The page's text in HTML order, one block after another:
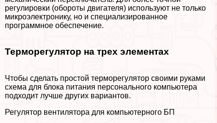
регулировки (обороты двигателя) используют не только
микроэлектронику, но и специализированное
программное обеспечение.
Терморегулятор на трех элементах
Чтобы сделать простой терморегулятор своими руками
схема для блока питания персонального компьютера
подходит лучше других вариантов.
Регулятор вентилятора для компьютерного БП